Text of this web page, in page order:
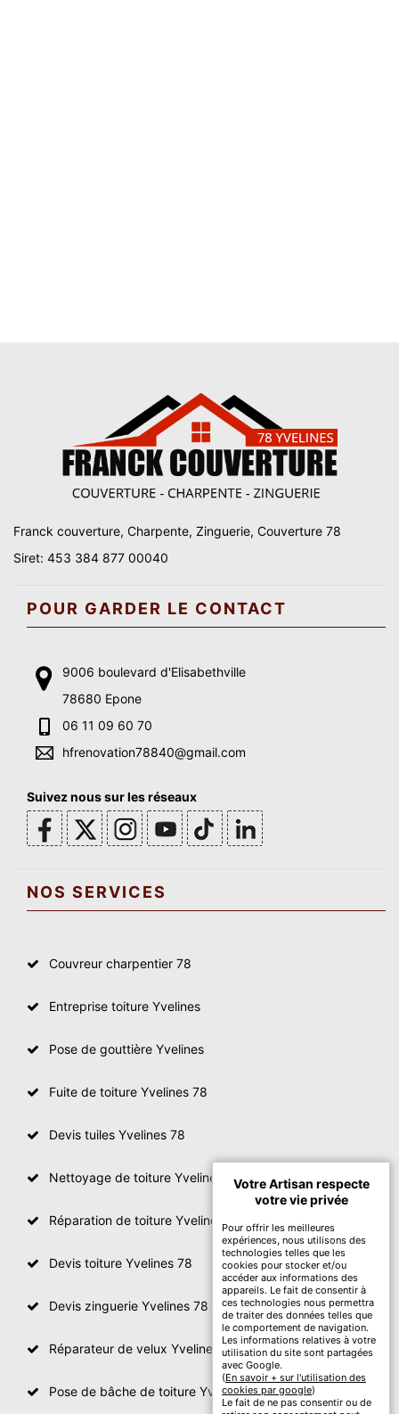
Franck couverture, Charpente, Zinguerie, Couverture 78
Siret: 453 384 877 00040
POUR GARDER LE CONTACT
9006 boulevard d'Elisabethville
78680 Epone
06 11 09 60 70
hfrenovation78840@gmail.com
Suivez nous sur les réseaux
NOS SERVICES
Couvreur charpentier 78
Entreprise toiture Yvelines
Pose de gouttière Yvelines
Fuite de toiture Yvelines 78
Devis tuiles Yvelines 78
Nettoyage de toiture Yvelines
Réparation de toiture Yvelines 78
Devis toiture Yvelines 78
Devis zinguerie Yvelines 78
Réparateur de velux Yvelines 78
Pose de bâche de toiture Yvelines 78
Votre Artisan respecte
votre vie privée
Pour offrir les meilleures
expériences, nous utilisons des
technologies telles que les
cookies pour stocker et/ou
accéder aux informations des
appareils. Le fait de consentir à
ces technologies nous permettra
de traiter des données telles que
le comportement de navigation.
Les informations relatives à votre
utilisation du site sont partagées
avec Google.
(En savoir + sur l'utilisation des
cookies par google)
Le fait de ne pas consentir ou de